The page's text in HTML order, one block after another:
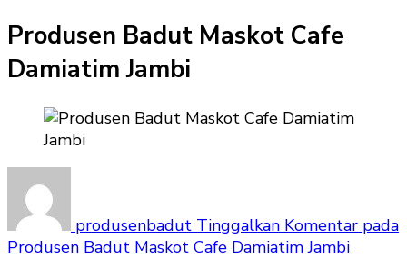
Produsen Badut Maskot Cafe
Damiatim Jambi
produsenbadut Tinggalkan Komentar pada
Produsen Badut Maskot Cafe Damiatim Jambi